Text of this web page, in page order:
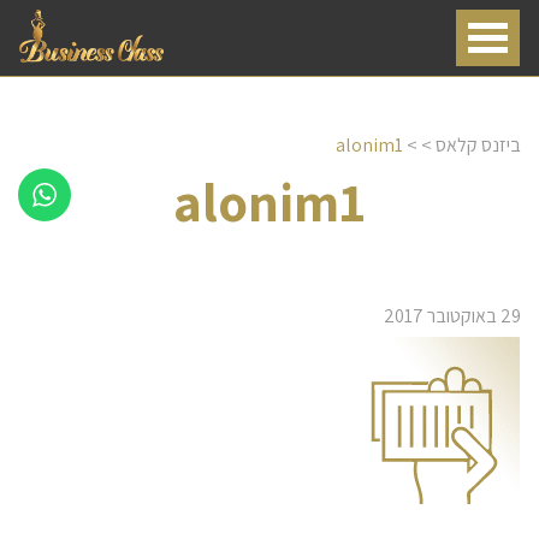
ביזנס קלאס>
>
alonim1
alonim1
29 באוקטובר 2017